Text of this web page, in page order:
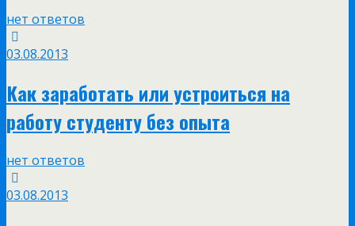
нет ответов
03.08.2013
Как заработать или устроиться на
работу студенту без опыта
нет ответов
03.08.2013